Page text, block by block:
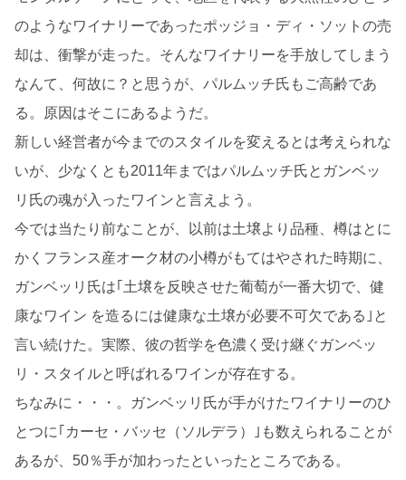
のようなワイナリーであったポッジョ・ディ・ソットの売
却は、衝撃が走った。そんなワイナリーを手放してしまう
なんて、何故に？と思うが、パルムッチ氏もご高齢であ
る。原因はそこにあるようだ。
新しい経営者が今までのスタイルを変えるとは考えられな
いが、少なくとも2011年まではパルムッチ氏とガンベッ
リ氏の魂が入ったワインと言えよう。
今では当たり前なことが、以前は土壌より品種、樽はとに
かくフランス産オーク材の小樽がもてはやされた時期に、
ガンベッリ氏は｢土壌を反映させた葡萄が一番大切で、健
康なワイン を造るには健康な土壌が必要不可欠である｣と
言い続けた。実際、彼の哲学を色濃く受け継ぐガンベッ
リ・スタイルと呼ばれるワインが存在する。
ちなみに・・・。ガンベッリ氏が手がけたワイナリーのひ
とつに｢カーセ・バッセ（ソルデラ）｣も数えられることが
あるが、50％手が加わったといったところである。